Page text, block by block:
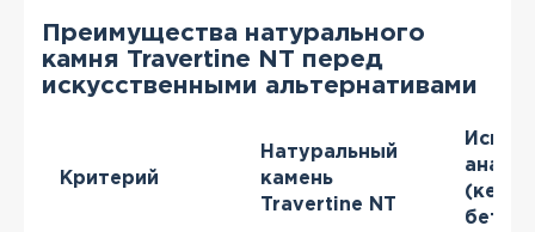
Преимущества натурального
камня Travertine NT перед
искусственными альтернативами
Критерий
Натуральный
камень
Travertine NT
бетон)